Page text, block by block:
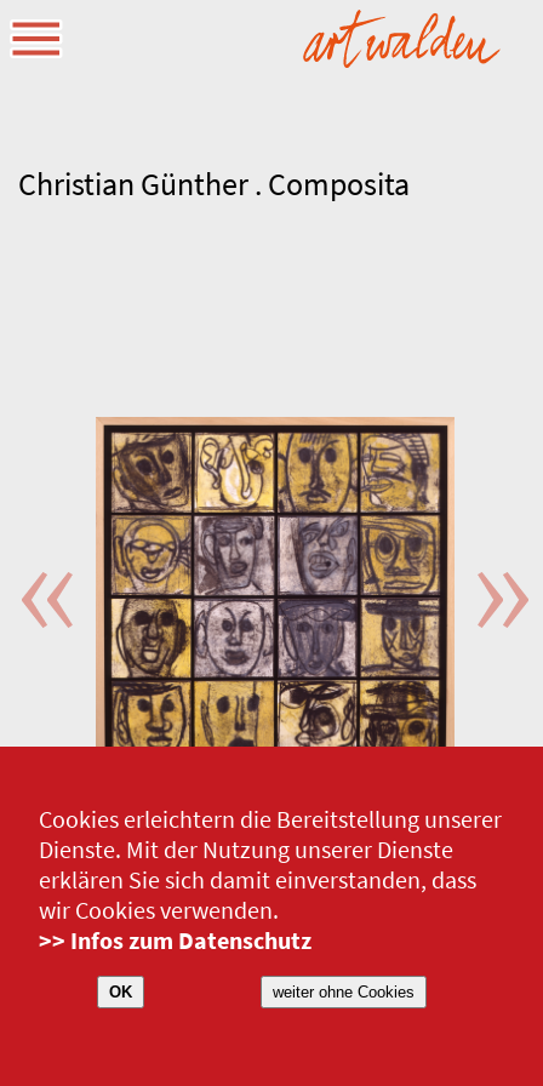
Christian Günther . Composita
Cookies erleichtern die Bereitstellung unserer
Dienste. Mit der Nutzung unserer Dienste
erklären Sie sich damit einverstanden, dass
wir Cookies verwenden.
>> Infos zum Datenschutz
OK weiter ohne Cookies